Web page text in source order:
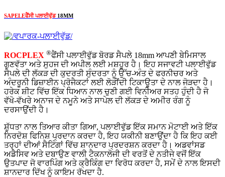
SAPELEਫੈਂਸੀ ਪਲਾਈਵੁੱਡ 18MM
ROCPLEX ®ਫੈਂਸੀ ਪਲਾਈਵੁੱਡ ਬੋਰਡ ਸੈਪਲੇ 18mm ਆਪਣੀ ਬੇਮਿਸਾਲ
ਗੁਣਵੱਤਾ ਅਤੇ ਸੁਹਜ ਦੀ ਅਪੀਲ ਲਈ ਮਸ਼ਹੂਰ ਹੈ। ਇਹ ਸਜਾਵਟੀ ਪਲਾਈਵੁੱਡ
ਸੈਪਲੇ ਦੀ ਲੱਕੜ ਦੀ ਕੁਦਰਤੀ ਸੁੰਦਰਤਾ ਨੂੰ ਉੱਚ-ਅੰਤ ਦੇ ਫਰਨੀਚਰ ਅਤੇ
ਅੰਦਰੂਨੀ ਡਿਜ਼ਾਈਨ ਪ੍ਰੋਜੈਕਟਾਂ ਲਈ ਲੋੜੀਂਦੀ ਟਿਕਾਊਤਾ ਦੇ ਨਾਲ ਜੋੜਦਾ ਹੈ।
ਹਰੇਕ ਸ਼ੀਟ ਵਿੱਚ ਇੱਕ ਧਿਆਨ ਨਾਲ ਚੁਣੀ ਗਈ ਵਿਨੀਅਰ ਸਤਹ ਹੁੰਦੀ ਹੈ ਜੋ
ਵੱਖੋ-ਵੱਖਰੇ ਅਨਾਜ ਦੇ ਨਮੂਨੇ ਅਤੇ ਸਾਪੇਲ ਦੀ ਲੱਕੜ ਦੇ ਅਮੀਰ ਰੰਗ ਨੂੰ
ਦਰਸਾਉਂਦੀ ਹੈ।
ਸ਼ੁੱਧਤਾ ਨਾਲ ਤਿਆਰ ਕੀਤਾ ਗਿਆ, ਪਲਾਈਵੁੱਡ ਇੱਕ ਸਮਾਨ ਮੋਟਾਈ ਅਤੇ ਇੱਕ
ਨਿਰਦੋਸ਼ ਫਿਨਿਸ਼ ਪ੍ਰਦਾਨ ਕਰਦਾ ਹੈ, ਇਹ ਯਕੀਨੀ ਬਣਾਉਂਦਾ ਹੈ ਕਿ ਇਹ ਕਈ
ਤਰ੍ਹਾਂ ਦੀਆਂ ਸੈਟਿੰਗਾਂ ਵਿੱਚ ਸ਼ਾਨਦਾਰ ਪ੍ਰਦਰਸ਼ਨ ਕਰਦਾ ਹੈ। ਅਡਵਾਂਸਡ
ਅਡੈਸਿਵ ਅਤੇ ਦਬਾਉਣ ਵਾਲੀ ਟੈਕਨਾਲੋਜੀ ਦੀ ਵਰਤੋਂ ਦੇ ਨਤੀਜੇ ਵਜੋਂ ਇੱਕ
ਉਤਪਾਦ ਜੋ ਵਾਰਪਿੰਗ ਅਤੇ ਕ੍ਰੈਕਿੰਗ ਦਾ ਵਿਰੋਧ ਕਰਦਾ ਹੈ, ਸਮੇਂ ਦੇ ਨਾਲ ਇਸਦੀ
ਸ਼ਾਨਦਾਰ ਦਿੱਖ ਨੂੰ ਕਾਇਮ ਰੱਖਦਾ ਹੈ.